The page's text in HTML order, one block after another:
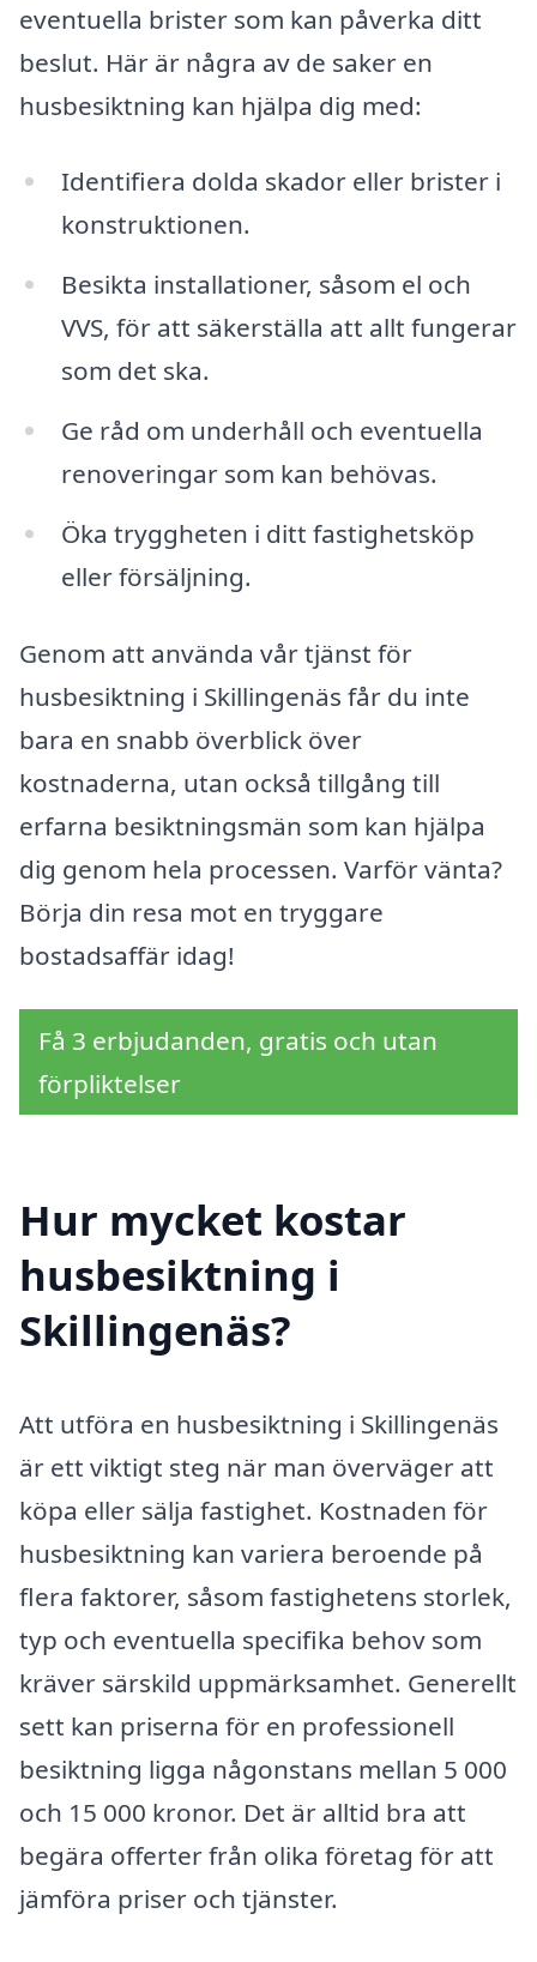
eventuella brister som kan påverka ditt
beslut. Här är några av de saker en
husbesiktning kan hjälpa dig med:
Identifiera dolda skador eller brister i
konstruktionen.
Besikta installationer, såsom el och
VVS, för att säkerställa att allt fungerar
som det ska.
Ge råd om underhåll och eventuella
renoveringar som kan behövas.
Öka tryggheten i ditt fastighetsköp
eller försäljning.
Genom att använda vår tjänst för
husbesiktning i Skillingenäs får du inte
bara en snabb överblick över
kostnaderna, utan också tillgång till
erfarna besiktningsmän som kan hjälpa
dig genom hela processen. Varför vänta?
Börja din resa mot en tryggare
bostadsaffär idag!
Få 3 erbjudanden, gratis och utan
förpliktelser
Hur mycket kostar
husbesiktning i
Skillingenäs?
Att utföra en husbesiktning i Skillingenäs
är ett viktigt steg när man överväger att
köpa eller sälja fastighet. Kostnaden för
husbesiktning kan variera beroende på
flera faktorer, såsom fastighetens storlek,
typ och eventuella specifika behov som
kräver särskild uppmärksamhet. Generellt
sett kan priserna för en professionell
besiktning ligga någonstans mellan 5 000
och 15 000 kronor. Det är alltid bra att
begära offerter från olika företag för att
jämföra priser och tjänster.